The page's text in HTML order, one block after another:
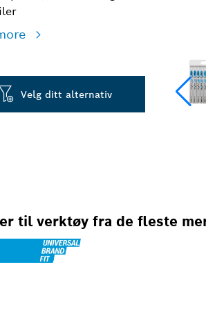
Velg ditt alternativ
til verktøy fra de fleste